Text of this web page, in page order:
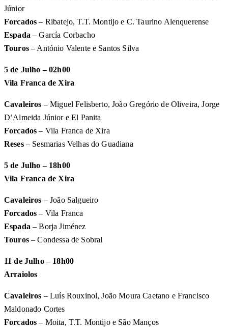
Júnior
Forcados– Ribatejo, T.T. Montijo e C. Taurino Alenquerense
Espada– García Corbacho
Touros– António Valente e Santos Silva
5 de Julho – 02h00
Vila Franca de Xira
Cavaleiros – Miguel Felisberto, João Gregório de Oliveira, Jorge
D’Almeida Júnior e El Panita
Forcados – Vila Franca de Xira
Reses– Sesmarias Velhas do Guadiana
5 de Julho – 18h00
Vila Franca de Xira
Cavaleiros – João Salgueiro
Forcados– Vila Franca
Espada – Borja Jiménez
Touros– Condessa de Sobral
11 de Julho – 18h00
Arraiolos
Cavaleiros – Luís Rouxinol, João Moura Caetano e Francisco
Maldonado Cortes
Forcados– Moita, T.T. Montijo e São Manços